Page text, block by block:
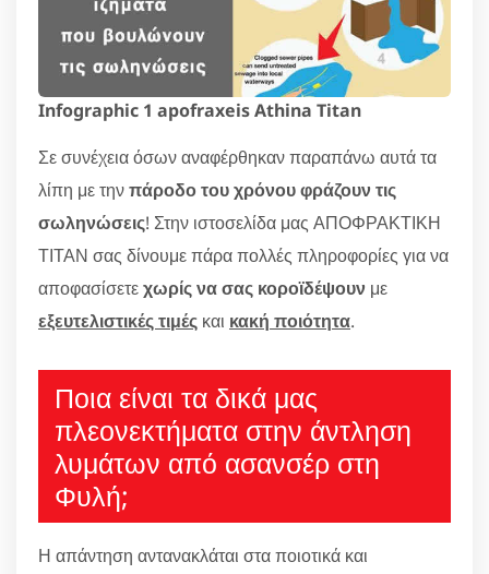
Infographic 1 apofraxeis Athina Titan
Σε συνέχεια όσων αναφέρθηκαν παραπάνω αυτά τα
λίπη με τηνπάροδο του χρόνου φράζουν τις
σωληνώσεις! Στην ιστοσελίδα μας ΑΠΟΦΡΑΚΤΙΚΗ
ΤΙΤΑΝ σας δίνουμε πάρα πολλές πληροφορίες για να
αποφασίσετεχωρίς να σας κοροϊδέψουν με
εξευτελιστικές τιμές και κακή ποιότητα.
Ποια είναι τα δικά μας
πλεονεκτήματα στην άντληση
λυμάτων από ασανσέρ στη
Φυλή;
Η απάντηση αντανακλάται στα ποιοτικά και